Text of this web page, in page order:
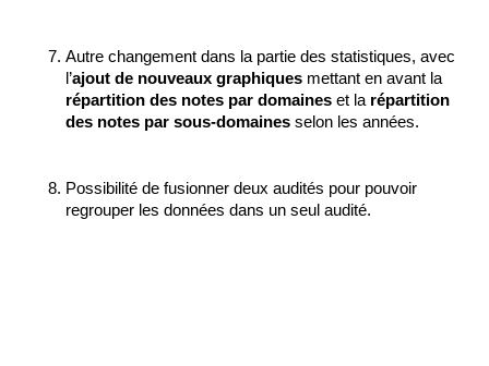
Autre changement dans la partie des statistiques, avec
l’ajout de nouveaux graphiques
répartition des notes par domaines et la répartition
des notes par sous-domaines selon les années.
Possibilité de fusionner deux audités pour pouvoir
regrouper les données dans un seul audité.